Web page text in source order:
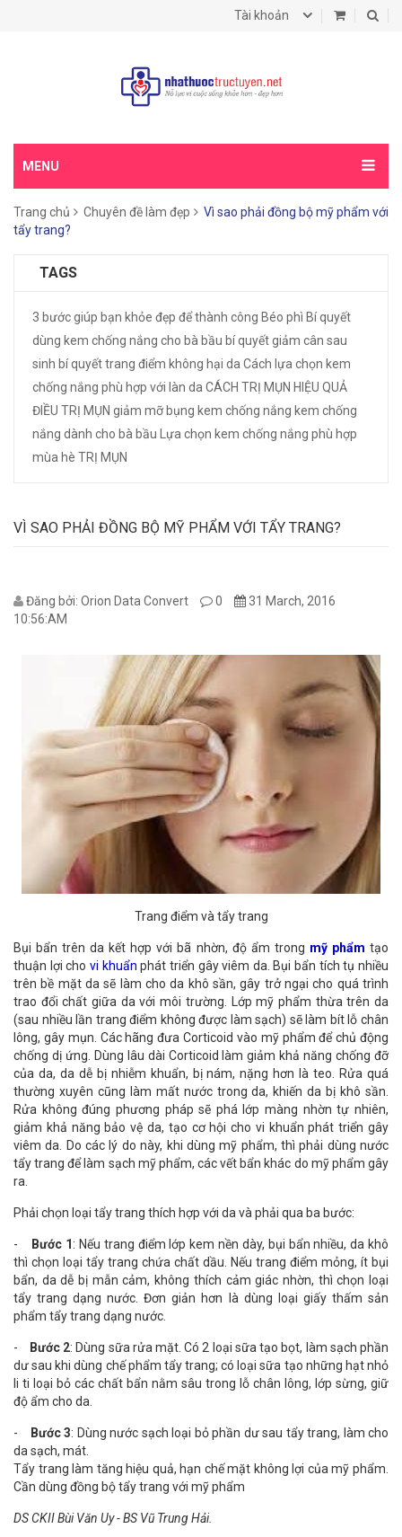
Tài khoản
MENU
Trang chủ Chuyên đề làm đẹp
Vì sao phải đồng bộ mỹ phẩm với
tẩy trang?
TAGS
3 bước giúp bạn khỏe đẹp để thành công Béo phì Bí quyết
dùng kem chống nắng cho bà bầu bí quyết giảm cân sau
sinh bí quyết trang điểm không hại da Cách lựa chọn kem
chống nắng phù hợp với làn da CÁCH TRỊ MỤN HIỆU QUẢ
ĐIỀU TRỊ MỤN giảm mỡ bụng kem chống nắng kem chống
nắng dành cho bà bầu
Lựa chọn kem chống nắng phù hợp
mùa hè TRỊ MỤN
VÌ SAO PHẢI ĐỒNG BỘ MỸ PHẨM VỚI TẨY TRANG?
Đăng bởi: Orion Data Convert 0
31 March, 2016
10:56:AM
Trang điểm và tẩy trang
Bụi bẩn trên da kết hợp với bã nhờn, độ ẩm trong mỹ phẩm tạo
thuận lợi cho vi khuẩn phát triển gây viêm da. Bụi bẩn tích tụ nhiều
trên bề mặt da sẽ làm cho da khô sần, gây trở ngại cho quá trình
trao đổi chất giữa da với môi trường. Lớp mỹ phẩm thừa trên da
(sau nhiều lần trang điểm không được làm sạch) sẽ làm bít lỗ chân
lông, gây mụn. Các hãng đưa Corticoid vào mỹ phẩm để chủ động
chống dị ứng. Dùng lâu dài Corticoid làm giảm khả năng chống đỡ
của da, da dễ bị nhiễm khuẩn, bị nám, nặng hơn là teo. Rửa quá
thường xuyên cũng làm mất nước trong da, khiến da bị khô sần.
Rửa không đúng phương pháp sẽ phá lớp màng nhờn tự nhiên,
giảm khả năng bảo vệ da, tạo cơ hội cho vi khuẩn phát triển gây
viêm da. Do các lý do này, khi dùng mỹ phẩm, thì phải dùng nước
tẩy trang để làm sạch mỹ phẩm, các vết bẩn khác do mỹ phẩm gây
ra.
Phải chọn loại tẩy trang thích hợp với da và phải qua ba bước:
- Bước 1 : Nếu trang điểm lớp kem nền dày, bụi bẩn nhiều, da khô
thì chọn loại tẩy trang chứa chất dầu. Nếu trang điểm mỏng, ít bụi
bẩn, da dễ bị mẫn cảm, không thích cảm giác nhờn, thì chọn loại
tẩy trang dạng nước. Đơn giản hơn là dùng loại giấy thấm sản
phẩm tẩy trang dạng nước.
- Bước 2: Dùng sữa rửa mặt. Có 2 loại sữa tạo bọt, làm sạch phần
dư sau khi dùng chế phẩm tẩy trang; có loại sữa tạo những hạt nhỏ
li ti loại bỏ các chất bẩn nằm sâu trong lỗ chân lông, lớp sừng, giữ
độ ẩm cho da.
- Bước 3: Dùng nước sạch loại bỏ phần dư sau tẩy trang, làm cho
da sạch, mát.
Tẩy trang làm tăng hiệu quả, hạn chế mặt không lợi của mỹ phẩm.
Cần dùng đồng bộ tẩy trang với mỹ phẩm
DS CKII Bùi Văn Uy - BS Vũ Trung Hải.